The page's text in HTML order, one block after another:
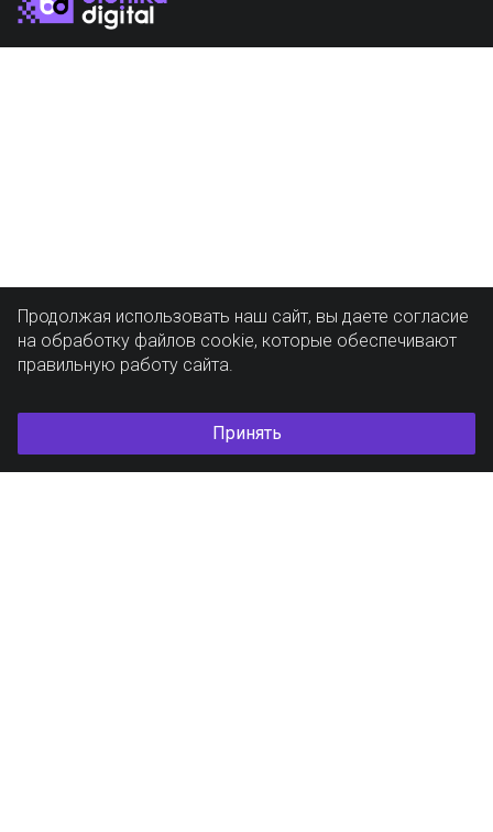
Продолжая использовать наш сайт, вы даете согласие
на обработку файлов cookie, которые обеспечивают
правильную работу сайта.
Принять